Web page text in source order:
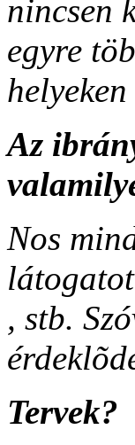
nincsen
egyre
Az
Nos
, stb.
Tervek?